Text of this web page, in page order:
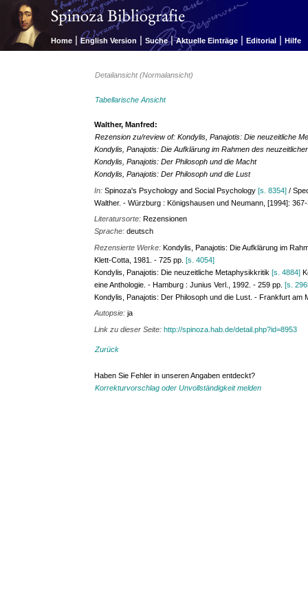
Home | English Version | Suche | Aktuelle Einträge | Editorial | Hilfe
Detailansicht (Normalansicht)
Tabellarische Ansicht
Walther, Manfred:
Rezension zu/review of: Kondylis, Panajotis: Die neuzeitliche
Kondylis, Panajotis: Die Aufklärung im Rahmen des
Kondylis, Panajotis: Der Philosoph und die Macht
Kondylis, Panajotis: Der Philosoph und die Lust
In:Spinoza's Psychology and Social Psychology[s. 8354] /
Walther. - Würzburg : Königshausen und Neumann, [1994]:
Literatursorte:Rezensionen
Sprache:deutsch
Rezensierte Werke:Kondylis, Panajotis: Die Aufklärung im
Klett-Cotta, 1981. - 725 pp.[s. 4054]
Kondylis, Panajotis: Die neuzeitliche Metaphysikkritik[s. 4884]
eine Anthologie. - Hamburg : Junius Verl., 1992. - 259 pp.[s.
Kondylis, Panajotis: Der Philosoph und die Lust. - Frankfurt am
Autopsie:ja
Link zu dieser Seite:http://spinoza.hab.de/detail.php?id=8953
Zurück
Haben Sie Fehler in unseren Angaben entdeckt?
Korrekturvorschlag oder Unvollständigkeit melden